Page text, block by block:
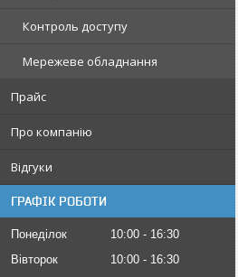
Контроль доступу
Мережеве обладнання
Прайс
Про компанію
Відгуки
ГРАФІК РОБОТИ
Понеділок 10:00
16:30
Вівторок
10:00
16:30